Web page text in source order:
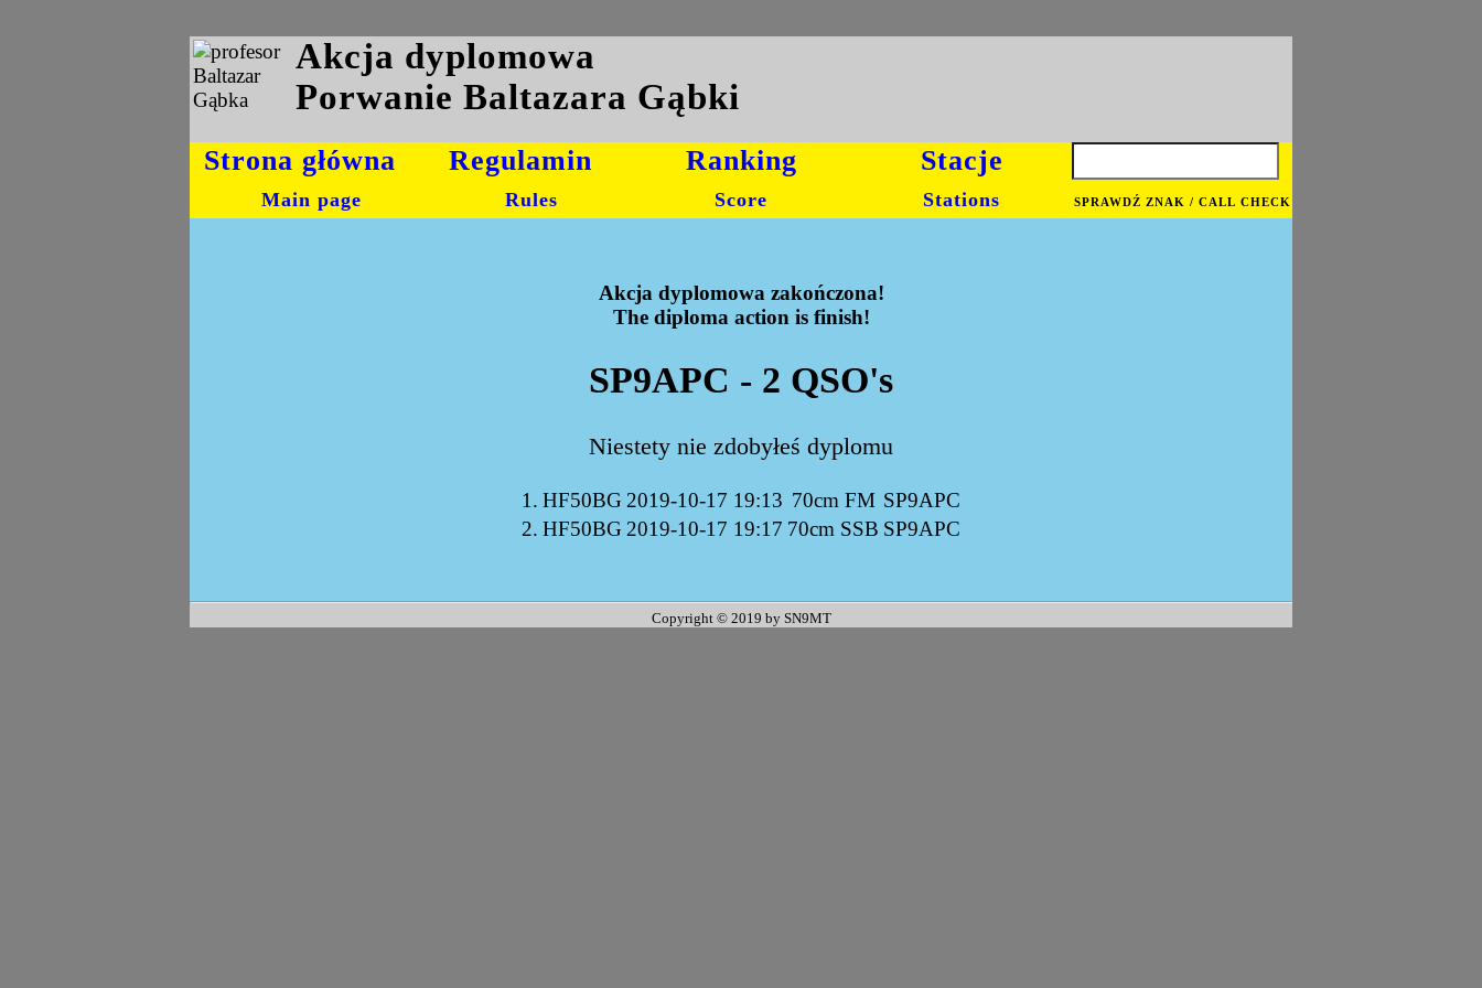
Akcja dyplomowa
Porwanie Baltazara Gąbki
Strona główna
Main page
Regulamin
Rules
Ranking
Score
Stacje
Stations SPRAWDŹ ZNAK / CALL CHECK
Akcja dyplomowa zakończona!
The diploma action is finish!
SP9APC - 2 QSO's
Niestety nie zdobyłeś dyplomu
1. HF50BG 2019-10-17 19:13 70cm FM SP9APC
2. HF50BG 2019-10-17 19:17 70cm SSB SP9APC
Copyright © 2019 by SN9MT